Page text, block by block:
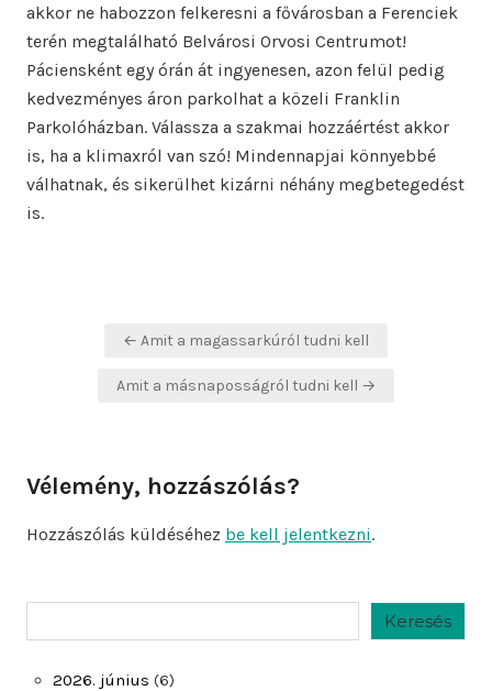
akkor ne habozzon felkeresni a fővárosban a Ferenciek
terén megtalálható Belvárosi Orvosi Centrumot!
Páciensként egy órán át ingyenesen, azon felül pedig
kedvezményes áron parkolhat a közeli Franklin
Parkolóházban. Válassza a szakmai hozzáértést akkor
is, ha a klimaxról van szó! Mindennapjai könnyebbé
válhatnak, és sikerülhet kizárni néhány megbetegedést
is.
Bejegyzés← Amit a magassarkúról tudni kell
Amit a másnaposságról tudni kell →
Vélemény, hozzászólás?
Hozzászólás küldéséhez be kell jelentkezni.
Keresés
2026. június (6)